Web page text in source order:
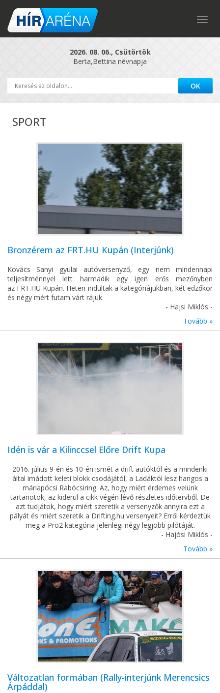
2026. 08. 06., Csütörtök
Berta,Bettina névnapja
SPORT
Bronzérem az FRT.HU Kupán (Interjúnk)
Kovács Sanyi gyulai autóversenyző, egy nem mindennapi
teljesítménnyel lett harmadik egy igen erős mezőnyben
az FRT.HU Kupán. Heten indultak a kategóriájukban, két edzőkör
és négy mért futam várt rájuk.
- Hajsi Miklós -
Tovább »
Idén is vár a Kilinccsel Előre Drift Kupa
2016. július 9-én és 10-én ismét a drift autóktól és a mindenki
által imádott keleti blokk csodájától, a Ladáktól lesz hangos a
máriapócsi Rabócsiring. Az, hogy miért érdemes velünk
tartanotok, az kiderül a cikk végén lévő részletes időtervből. De
azt tudjátok, hogy miért szeretik a versenyzők annyira ezt a
pályát és miért szeretik a Drifting.hu versenyeit? Erről kérdeztük
meg a Pro2 kategória jelenlegi négy legjobb pilótáját.
- Hajósi Miklós -
Tovább »
Változatlan formában (Rally-interjúnk Merencsics
Árpáddal)